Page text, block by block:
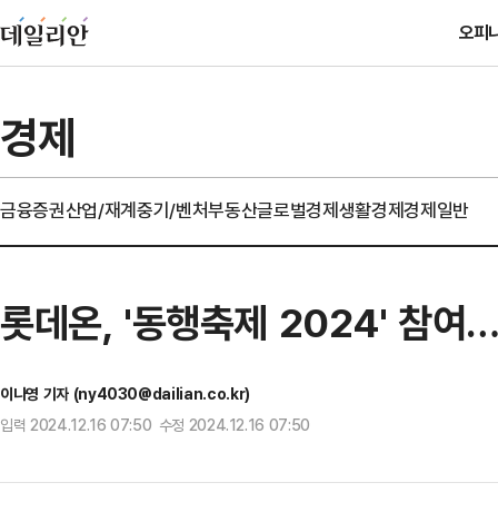
오피
경제
금융증권산업/재계중기/벤처부동산글로벌경제생활경제경제일반
롯데온, '동행축제 2024' 참여
이나영 기자 (ny4030@dailian.co.kr)
입력 2024.12.16 07:50 수정 2024.12.16 07:50